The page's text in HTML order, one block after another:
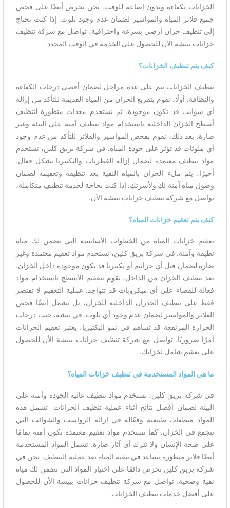
الخزانات بكفاءة وبدون إضاعة للوقت. نحن نحرص أيضًا على فحص
جميع فلاتر المياه والمواسير لضمان عدم وجود تلوث. إذا كنت تحتاج
إلى تنظيف خزان أرضي بسرعة واحترافية، تواصل مع شركة تنظيف
خزانات ببيشة الأن للحصول على الخدمة في الوقت المحدد.
كيف يتم تنظيف الخزانات؟
تنظيف الخزانات يتم على عدة مراحل لضمان أقصى درجات الكفاءة
والنظافة. أولًا، نقوم بتفريغ الخزان من المياه القديمة للتأكد من إزالة
أي شوائب قد تكون موجودة. ثم نستخدم معدات متطورة لتنظيف
أسطح الخزان الداخلية باستخدام مواد تنظيف آمنة على البيئة وغير
ضارة. بعد ذلك، نقوم بفحص المواسير والفلاتر للتأكد من عدم وجود
أي ملوثات قد تؤثر على جودة المياه. في شركة بريق كلين، نستخدم
مواد تنظيف معتمدة لضمان إزالة الفطريات والبكتيريا بشكل فعال.
أخيرًا، يتم ملء الخزان بالمياه النقية بعد تنظيفه وتعقيمه لضمان
وصول مياه آمنة لك ولأسرتك. إذا كنت بحاجة لخدمة تنظيف متكاملة،
تواصل مع شركة تنظيف خزانات ببيشة الأن.
كيف يتم تعقيم خزانات المياه؟
تعقيم خزانات المياه من الخطوات الأساسية التي تضمن لك مياه
نظيفة وآمنة. في شركة بريق كلين، نستخدم مواد تعقيم معتمدة وغير
ضارة لضمان قتل أي جراثيم أو بكتيريا قد تكون موجودة داخل الخزان.
بعد تنظيف الخزان من الداخل، نقوم بتعقيم الأسطح باستخدام مواد
فعالة للقضاء على أي ميكروبات قد تتواجد. عملية التعقيم لا تقتصر
فقط على تنظيف الجدران الداخلية للخزان، بل تشمل أيضًا فحص
الفلاتر والمواسير لضمان عدم وجود أي تلوث. في بيشة، حيث درجات
الحرارة المرتفعة قد تساهم في نمو البكتيريا، يعتبر تعقيم الخزانات
أمرًا ضروريًا. تواصل مع شركة تنظيف خزانات ببيشة الأن للحصول
على تعقيم شامل لخزانك.
ما هي المواد المستخدمة في تنظيف خزانات المياه؟
في شركة بريق كلين، نستخدم مواد تنظيف عالية الجودة وآمنة على
البيئة لضمان أفضل نتائج أثناء عملية تنظيف الخزانات. تشمل هذه
المواد منظفات طبيعية وفعّالة في إزالة الرواسب والشوائب التي
تتجمع في الخزان. كما نستخدم مواد تعقيم معتمدة تكون آمنة تمامًا
على صحة الإنسان ولا تترك أي آثار ضارة. تشمل المواد المستخدمة
أيضًا فلاتر متطورة تساعد في تنقية المياه بعد عملية التنظيف. نحن في
شركة بريق كلين نحرص دائمًا على اختيار المواد التي تضمن لك مياه
نقية وصحية. تواصل مع شركة تنظيف خزانات ببيشة الأن للحصول
على أفضل خدمات تنظيف الخزانات.